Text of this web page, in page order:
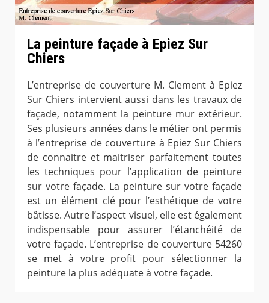
La peinture façade à Epiez Sur
Chiers
L’entreprise de couverture M. Clement à Epiez
Sur Chiers intervient aussi dans les travaux de
façade, notamment la peinture mur extérieur.
Ses plusieurs années dans le métier ont permis
à l’entreprise de couverture à Epiez Sur Chiers
de connaitre et maitriser parfaitement toutes
les techniques pour l’application de peinture
sur votre façade. La peinture sur votre façade
est un élément clé pour l’esthétique de votre
bâtisse. Autre l’aspect visuel, elle est également
indispensable pour assurer l’étanchéité de
votre façade. L’entreprise de couverture 54260
se met à votre profit pour sélectionner la
peinture la plus adéquate à votre façade.